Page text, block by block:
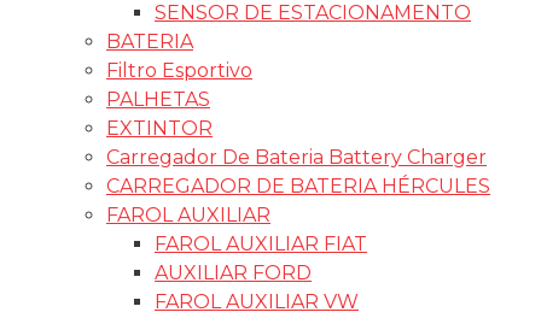
SENSOR DE ESTACIONAMENTO
BATERIA
Filtro Esportivo
PALHETAS
EXTINTOR
Carregador De Bateria Battery Charger
CARREGADOR DE BATERIA HÉRCULES
FAROL AUXILIAR
FAROL AUXILIAR FIAT
AUXILIAR FORD
FAROL AUXILIAR VW